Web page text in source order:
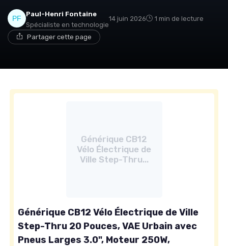
Paul-Henri Fontaine
Spécialiste en technologie
14 juin 2026 1 min de lecture
Partager cette page
Générique CB12
Vélo Électrique de
Ville Step-Thru...
Générique CB12 Vélo Électrique de Ville
Step-Thru 20 Pouces, VAE Urbain avec
Pneus Larges 3.0", Moteur 250W,